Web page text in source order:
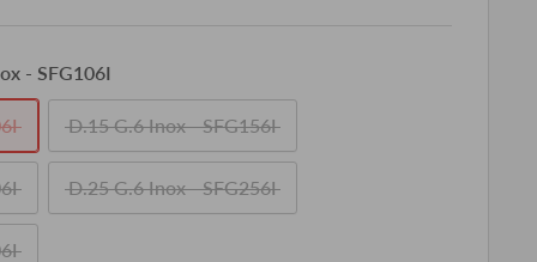
- SFG106I
D.15 G.6 Inox - SFG156I
D.25 G.6 Inox - SFG256I